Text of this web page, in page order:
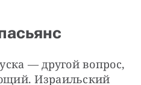
— другой вопрос,
Израильский